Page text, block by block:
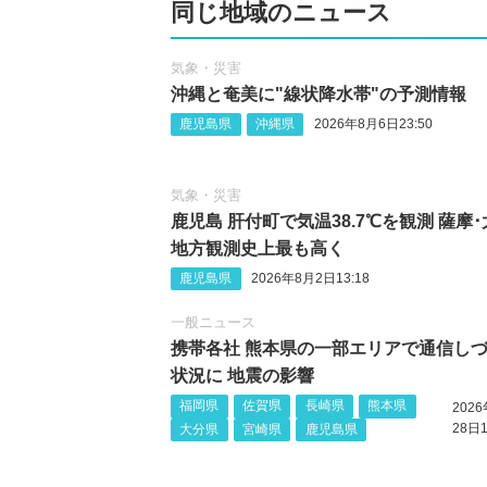
同じ地域のニュース
気象・災害
沖縄‪と奄美に"線状降水帯"の予測情報
鹿児島県 沖縄県 2026年8月6日23:50
気象・災害
鹿児島 肝付町で気温38.7℃を観測 薩摩･
地方観測史上最も高く
鹿児島県 2026年8月2日13:18
一般ニュース
携帯各社 熊本県の一部エリアで通信し
状況に 地震の影響
福岡県 佐賀県 長崎県
熊本県
大分県
宮崎県 鹿児島県
2026
28日